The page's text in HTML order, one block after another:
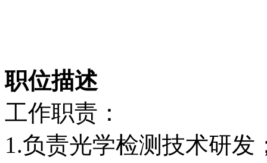
职位描述
工作职责：
1.负责光学检测技术研发